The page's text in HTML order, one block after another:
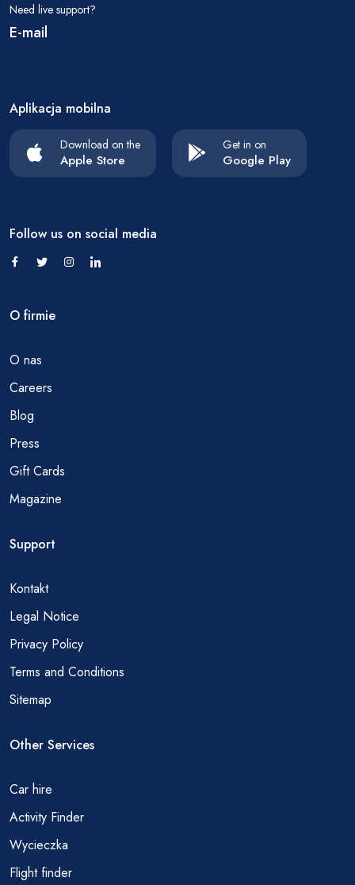
Need live support?
E-mail
Aplikacja mobilna
Download on the
Apple Store
Get in on
Google Play
Follow us on social media
O firmie
O nas
Careers
Blog
Press
Gift Cards
Magazine
Support
Kontakt
Legal Notice
Privacy Policy
Terms and Conditions
Sitemap
Other Services
Car hire
Activity Finder
Wycieczka
Flight finder